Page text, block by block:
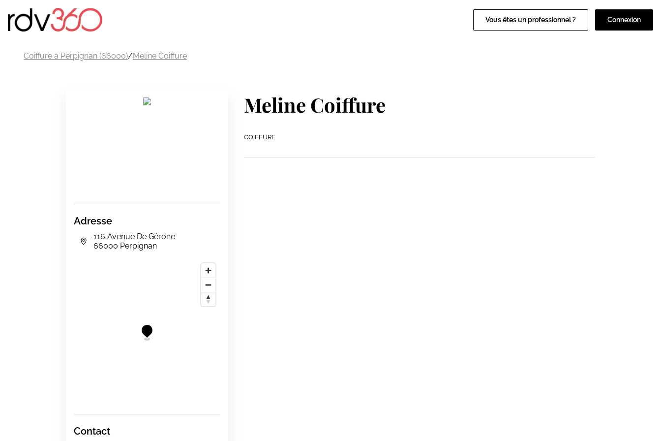
Vous êtes un professionnel ? Connexion
Coiffure à Perpignan (66000)/Meline Coiffure
Adresse
116 Avenue De Gérone
66000 Perpignan
Contact
Meline Coiffure
COIFFURE